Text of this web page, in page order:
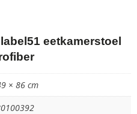
eetkamerstoel
× 86 cm